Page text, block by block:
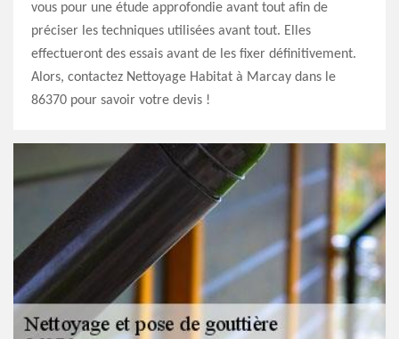
vous pour une étude approfondie avant tout afin de
préciser les techniques utilisées avant tout. Elles
effectueront des essais avant de les fixer définitivement.
Alors, contactez Nettoyage Habitat à Marcay dans le
86370 pour savoir votre devis !